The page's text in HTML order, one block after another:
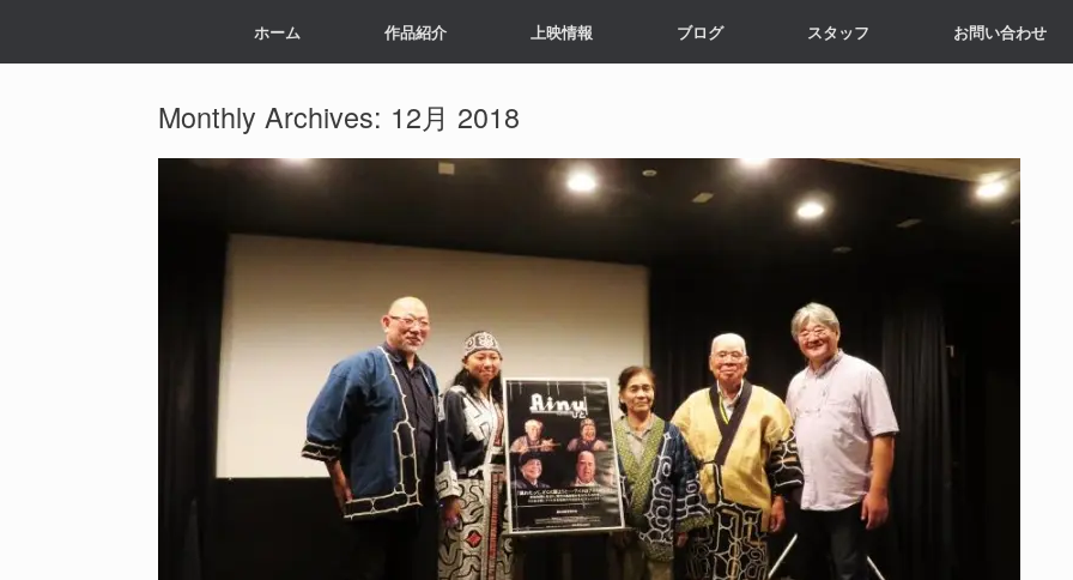
ホーム 作品紹介 上映情報 ブログ スタッフ お問い合わせ
Monthly Archives: 12月 2018